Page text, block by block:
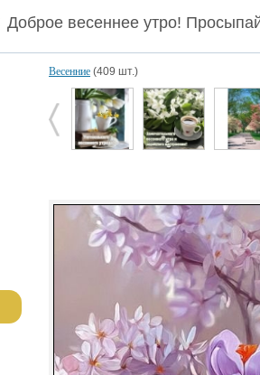
Доброе весеннее утро!
Весенние (409 шт.)